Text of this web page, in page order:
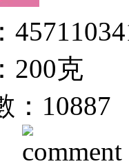
200克
10887